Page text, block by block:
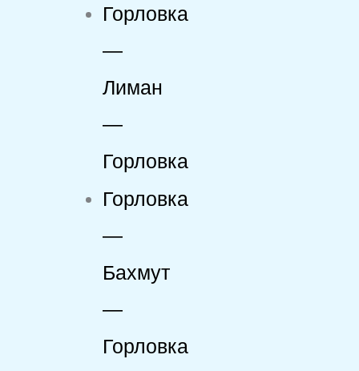
Горловка
—
Лиман
—
Горловка
Горловка
—
Бахмут
—
Горловка